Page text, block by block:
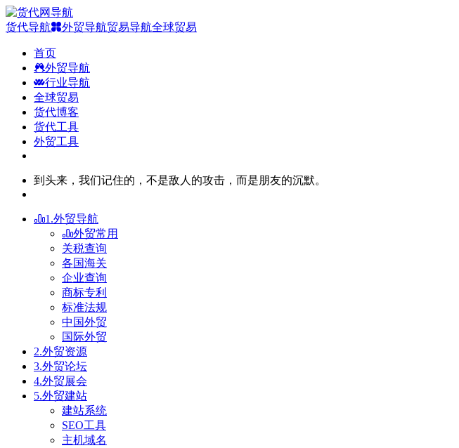
货代导航 外贸导航贸易导航全球贸易
首页
外贸导航
行业导航
全球贸易
货代博客
货代工具
外贸工具
到头来，我们记住的，不是敌人的攻击，而是朋友的沉默。
1.外贸导航
外贸常用
关税查询
各国海关
企业查询
商标专利
标准法规
中国外贸
国际外贸
2.外贸资源
3.外贸论坛
4.外贸展会
5.外贸建站
建站系统
SEO工具
主机域名